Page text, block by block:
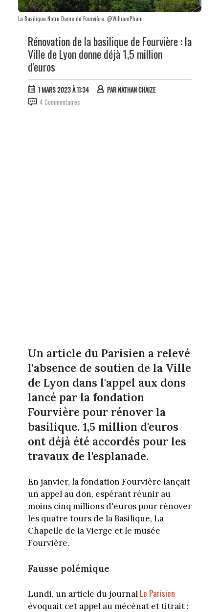
La Basilique Notre Dame de Fourvière. @WilliamPham
Rénovation de la basilique de Fourvière : la
Ville de Lyon donne déjà 1,5 million
d'euros
1 MARS 2023 À 11:34 PARNATHAN CHAIZE
4 Commentaires
Un article du Parisien a relevé
l'absence de soutien de la Ville
de Lyon dans l'appel aux dons
lancé par la fondation
Fourvière pour rénover la
basilique. 1,5 million d'euros
ont déjà été accordés pour les
travaux de l'esplanade.
En janvier, la fondation Fourvière lançait
un appel au don, espérant réunir au
moins cinq millions d'euros pour rénover
les quatre tours de la Basilique, La
Chapelle de la Vierge et le musée
Fourvière.
Fausse polémique
Lundi, un article du journal Le Parisien
évoquait cet appel au mécénat et titrait :